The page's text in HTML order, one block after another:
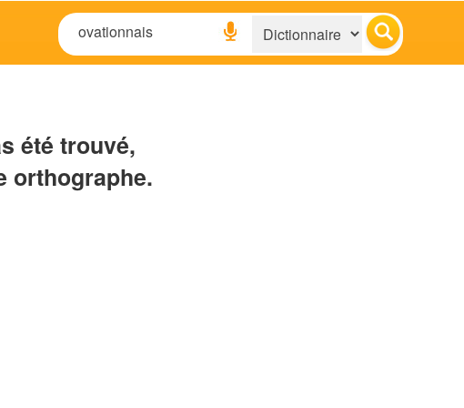
été trouvé,
orthographe.